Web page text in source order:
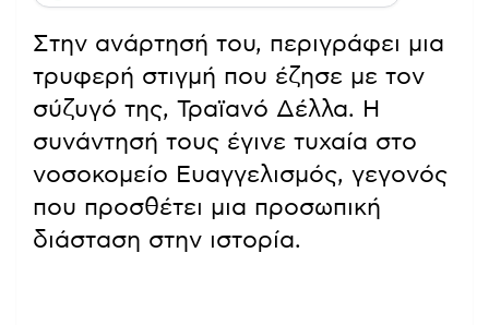
Στην ανάρτησή του, περιγράφει μια
τρυφερή στιγμή που έζησε με τον
σύζυγό της, Τραϊανό Δέλλα. Η
συνάντησή τους έγινε τυχαία στο
νοσοκομείο Ευαγγελισμός, γεγονός
που προσθέτει μια προσωπική
διάσταση στην ιστορία.